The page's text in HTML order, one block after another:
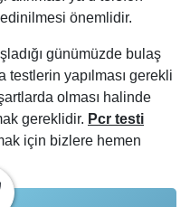
önemlidir.
günümüzde bulaş
testlerin yapılması gerekli
olması halinde
gereklidir. Pcr testi
için bizlere hemen